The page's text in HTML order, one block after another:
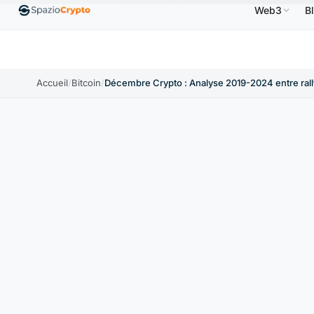
EthereumETH1 880,58 $US ↑0.00% BNB
Web3
Accueil/Bitcoin/Décembre Crypto : Analyse 2019-2024 entre